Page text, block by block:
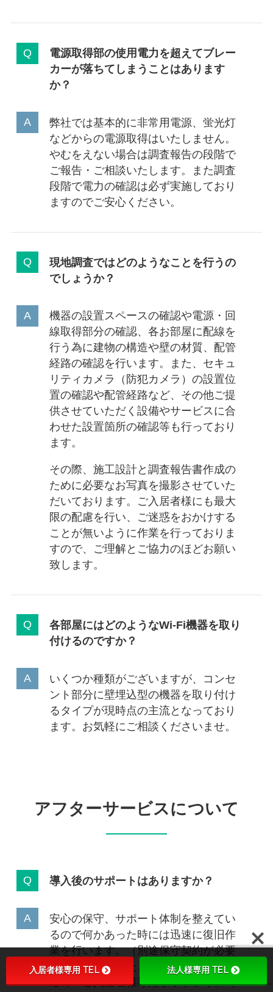
電源取得部の使用電力を超えてブレー
カーが落ちてしまうことはあります
か？
弊社では基本的に非常用電源、蛍光灯
などからの電源取得はいたしません。
やむをえない場合は調査報告の段階で
ご報告・ご相談いたします。また調査
段階で電力の確認は必ず実施しており
ますのでご安心ください。
現地調査ではどのようなことを行うの
でしょうか？
機器の設置スペースの確認や電源・回
線取得部分の確認、各お部屋に配線を
行う為に建物の構造や壁の材質、配管
経路の確認を行います。また、セキュ
リティカメラ（防犯カメラ）の設置位
置の確認や配管経路など、その他ご提
供させていただく設備やサービスに合
わせた設置箇所の確認等も行っており
ます。
その際、施工設計と調査報告書作成の
ために必要なお写真を撮影させていた
だいております。ご入居者様にも最大
限の配慮を行い、ご迷惑をおかけする
ことが無いように作業を行っておりま
すので、ご理解とご協力のほどお願い
致します。
各部屋にはどのようなWi-Fi機器を取り
付けるのですか？
いくつか種類がございますが、コンセ
ント部分に壁埋込型の機器を取り付け
るタイプが現時点の主流となっており
ます。お気軽にご相談くださいませ。
アフターサービスについて
導入後のサポートはありますか？
安心の保守、サポート体制を整えてい
るので何かあった時には迅速に復旧作
業を行います。（別途保守契約が必要
となります）また、24時間365日受付対
応の「ご入居者様専用ホットライン（5
入居者様専用 TEL 法人様専用 TEL